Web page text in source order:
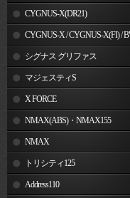
CYGNUS-X(DR21)
CYGNUS-X / CYGNUS-X(FI) /
125 シグナス グリファス
マジェスティS
X FORCE
NMAX(ABS)・NMAX155
NMAX
トリシティ125
Address110